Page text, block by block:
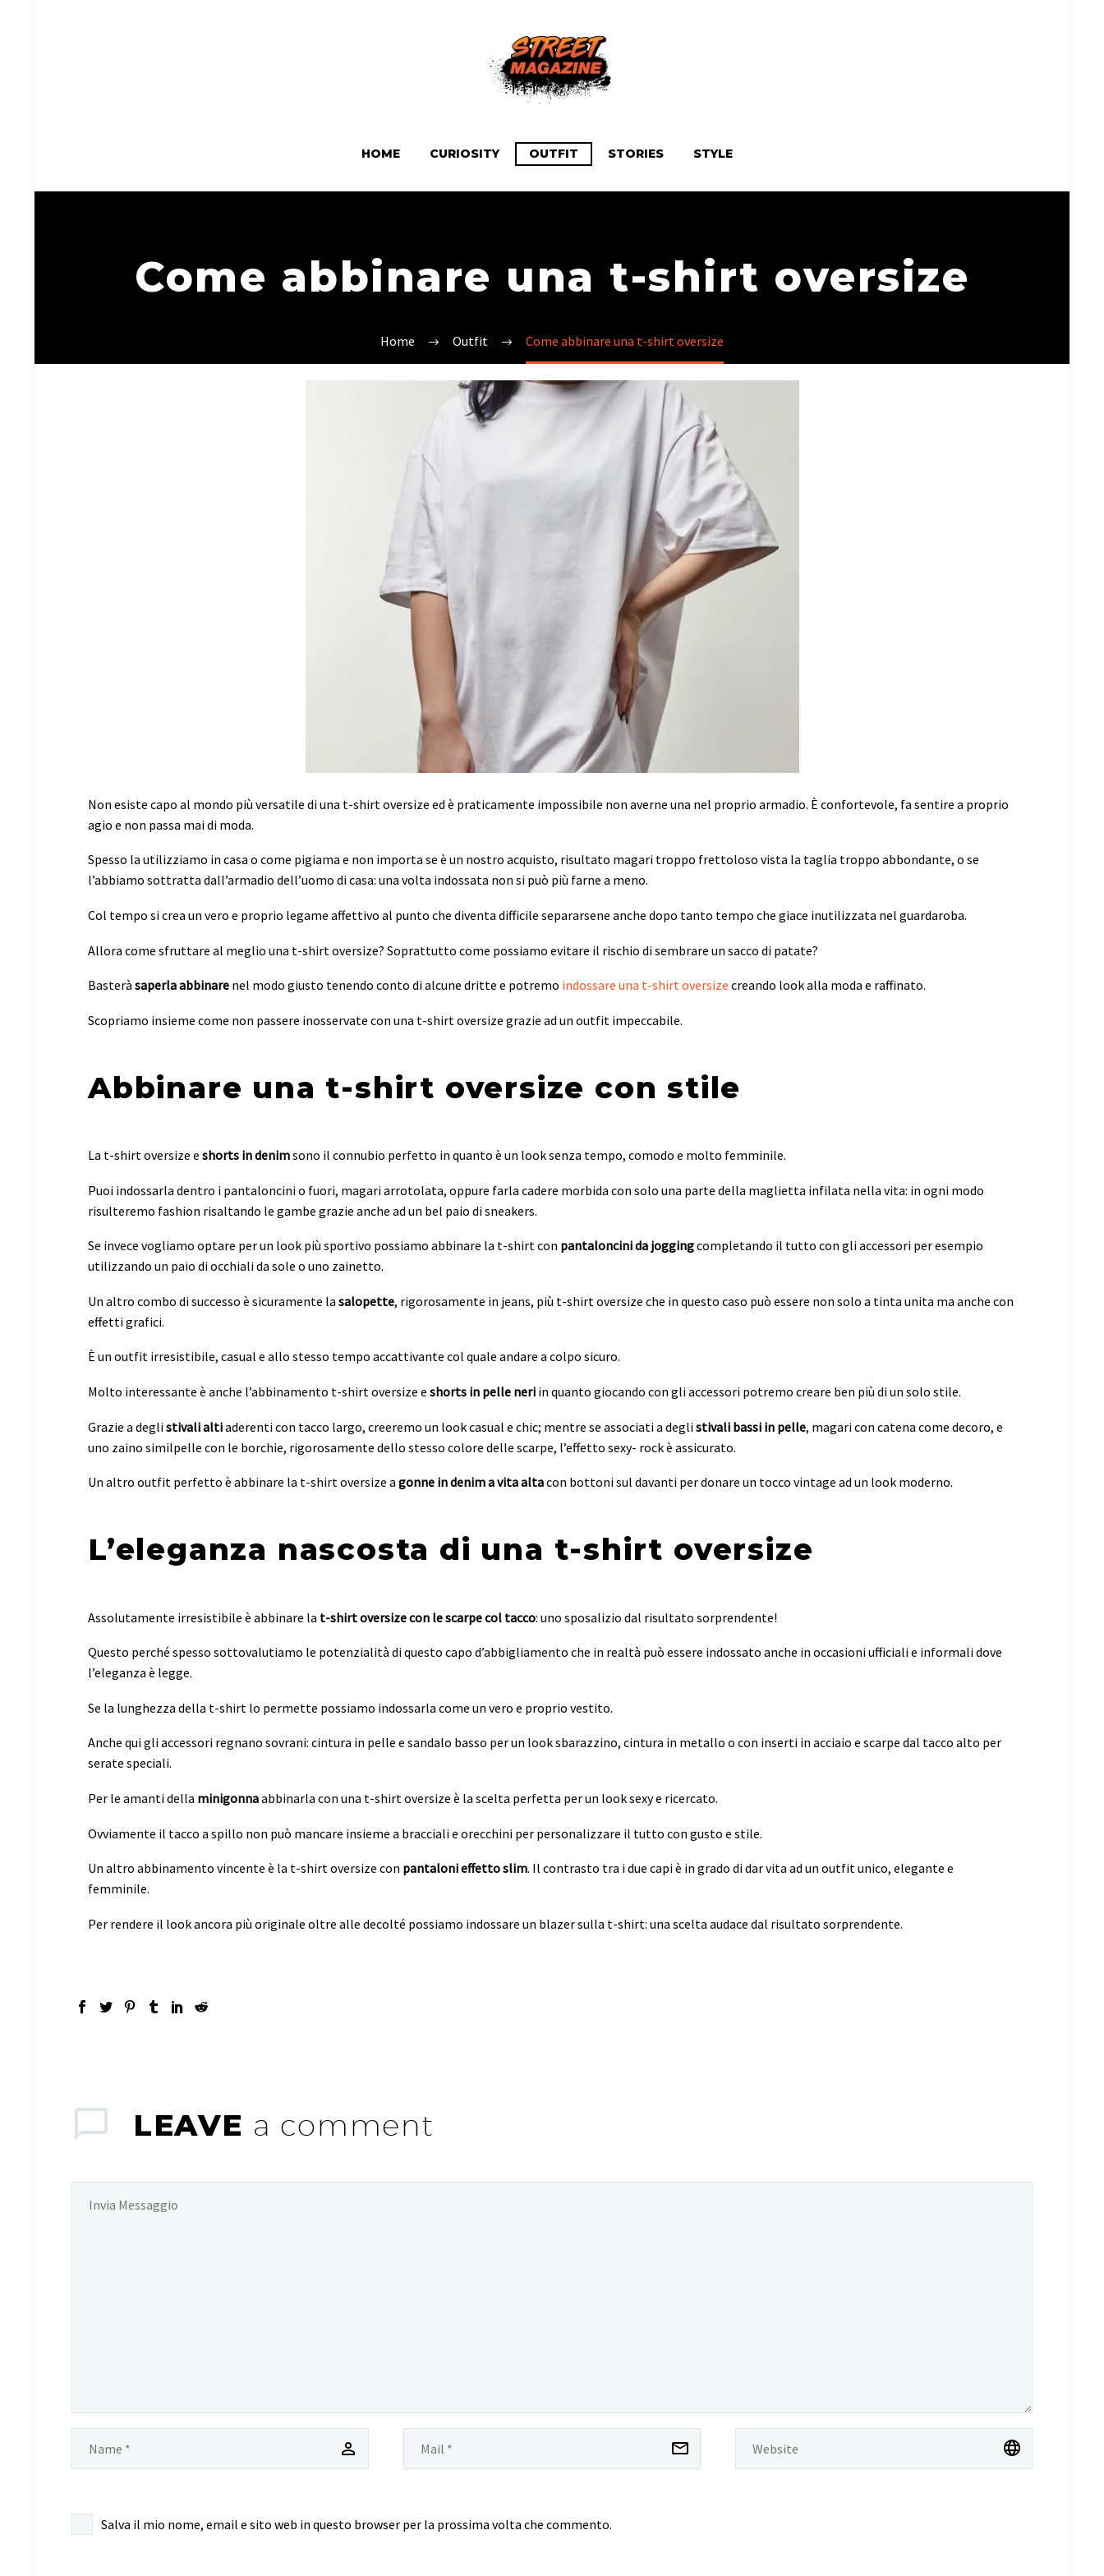
HOME CURIOSITY OUTFIT STORIES STYLE
Come abbinare una t-shirt oversize
Home Outfit Come abbinare una t-shirt oversize
Non esiste capo al mondo più versatile di una t-shirt oversize ed è praticamente impossibile non averne una nel proprio armadio. È confortevole, fa sentire a proprio
agio e non passa mai di moda.
Spesso la utilizziamo in casa o come pigiama e non importa se è un nostro acquisto, risultato magari troppo frettoloso vista la taglia troppo abbondante, o se
l’abbiamo sottratta dall’armadio dell’uomo di casa: una volta indossata non si può più farne a meno.
Col tempo si crea un vero e proprio legame affettivo al punto che diventa difficile separarsene anche dopo tanto tempo che giace inutilizzata nel guardaroba.
Allora come sfruttare al meglio una t-shirt oversize? Soprattutto come possiamo evitare il rischio di sembrare un sacco di patate?
Basterà saperla abbinare nel modo giusto tenendo conto di alcune dritte e potremo indossare una t-shirt oversize creando look alla moda e raffinato.
Scopriamo insieme come non passere inosservate con una t-shirt oversize grazie ad un outfit impeccabile.
Abbinare una t-shirt oversize con stile
La t-shirt oversize e shorts in denimsono il connubio perfetto in quanto è un look senza tempo, comodo e molto femminile.
Puoi indossarla dentro i pantaloncini o fuori, magari arrotolata, oppure farla cadere morbida con solo una parte della maglietta infilata nella vita: in ogni modo
risulteremo fashion risaltando le gambe grazie anche ad un bel paio di sneakers.
Se invece vogliamo optare per un look più sportivo possiamo abbinare la t-shirt con pantaloncini da joggingcompletando il tutto con gli accessori per esempio
utilizzando un paio di occhiali da sole o uno zainetto.
Un altro combo di successo è sicuramente la salopette, rigorosamente in jeans, più t-shirt oversize che in questo caso può essere non solo a tinta unita ma anche con
effetti grafici.
È un outfit irresistibile, casual e allo stesso tempo accattivante col quale andare a colpo sicuro.
Molto interessante è anche l’abbinamento t-shirt oversize e shorts in pelle neri in quanto giocando con gli accessori potremo creare ben più di un solo stile.
Grazie a deglistivali altiaderenti con tacco largo, creeremo un look casual e chic; mentre se associati a deglistivali bassi in pelle, magari con catena come decoro, e
uno zaino similpelle con le borchie, rigorosamente dello stesso colore delle scarpe, l’effetto sexy- rock è assicurato.
Un altro outfit perfetto è abbinare la t-shirt oversize a gonne in denim a vita altacon bottoni sul davanti per donare un tocco vintage ad un look moderno.
L’eleganza nascosta di una t-shirt oversize
Assolutamente irresistibile è abbinare la t-shirt oversize con le scarpe col tacco: uno sposalizio dal risultato sorprendente!
Questo perché spesso sottovalutiamo le potenzialità di questo capo d’abbigliamento che in realtà può essere indossato anche in occasioni ufficiali e informali dove
l’eleganza è legge.
Se la lunghezza della t-shirt lo permette possiamo indossarla come un vero e proprio vestito.
Anche qui gli accessori regnano sovrani: cintura in pelle e sandalo basso per un look sbarazzino, cintura in metallo o con inserti in acciaio e scarpe dal tacco alto per
serate speciali.
Per le amanti della minigonnaabbinarla con una t-shirt oversize è la scelta perfetta per un look sexy e ricercato.
Ovviamente il tacco a spillo non può mancare insieme a bracciali e orecchini per personalizzare il tutto con gusto e stile.
Un altro abbinamento vincente è la t-shirt oversize con pantaloni effetto slim. Il contrasto tra i due capi è in grado di dar vita ad un outfit unico, elegante e
femminile.
Per rendere il look ancora più originale oltre alle decolté possiamo indossare un blazer sulla t-shirt: una scelta audace dal risultato sorprendente.
LEAVE a comment
Salva il mio nome, email e sito web in questo browser per la prossima volta che commento.